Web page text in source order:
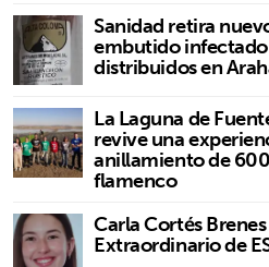
Sanidad retira
embutido
distribuidos en
La Laguna de
revive una
anillamiento de
flamenco
Carla Cortés
Extraordinario de